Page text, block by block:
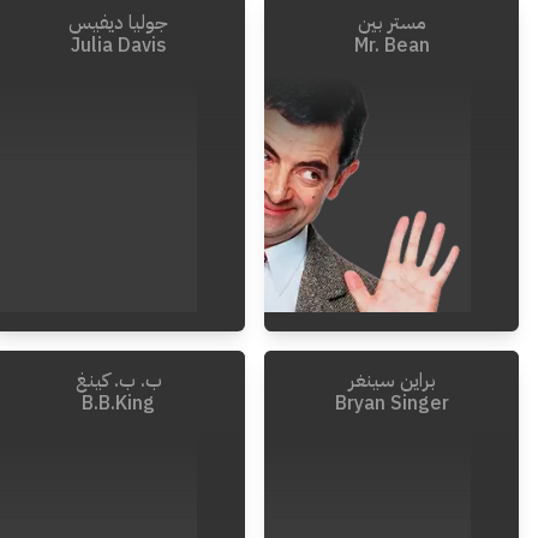
مستر بين
Mr. Bean
جوليا ديفيس
Julia Davis
براين سينغر
Bryan Singer
ب. ب. كينغ
B.B.King